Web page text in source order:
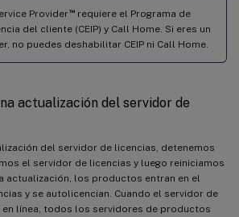
Provider™requiere el Programa de
del cliente (CEIP) y Call Home. Si eres un
no puedes deshabilitar CEIP ni Call Home.
actualización del servidor de
del servidor de licencias, detenemos
el servidor de licencias y luego reiniciamos
actualización, los productos entran en el
y se autolicencian. Cuando el servidor de
en línea, todos los servidores de productos